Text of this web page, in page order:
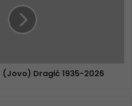
(Jovo) Dragić 1935-2026